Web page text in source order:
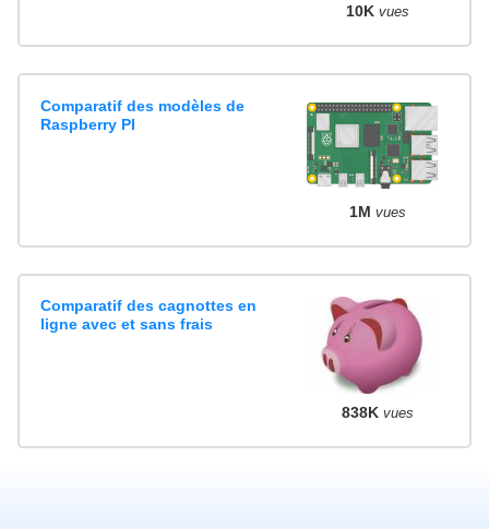
10K vues
Comparatif des modèles de
Raspberry PI
1M vues
Comparatif des cagnottes en
ligne avec et sans frais
838K vues